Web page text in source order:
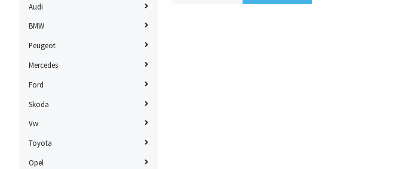
Audi
BMW
Peugeot
Mercedes
Ford
Skoda
Vw
Toyota
Opel